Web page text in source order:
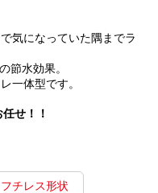
気になっていた隅までラ
節水効果。
一体型です。
せ！！
フチレス形状